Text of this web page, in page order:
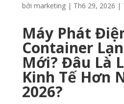
bởi marketing| Th6 29, 2026 |
Máy Phát
Container
Mới? Đâu Là
Kinh Tế Hơn
2026?